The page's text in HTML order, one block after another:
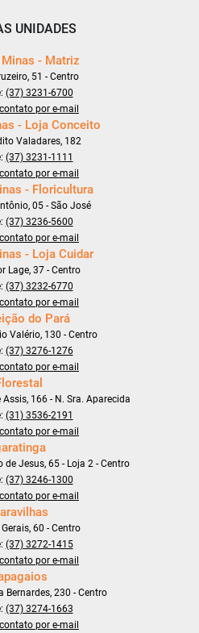
UNIDADES
Minas - Matriz
51 - Centro
(37) 3231-6700
por e-mail
- Loja Conceito
Valadares, 182
(37) 3231-1111
por e-mail
- Floricultura
05 - São José
(37) 3236-5600
por e-mail
- Loja Cuidar
Lage, 37 - Centro
(37) 3232-6770
por e-mail
do Pará
Valério, 130 - Centro
(37) 3276-1276
por e-mail
166 - N. Sra. Aparecida
(31) 3536-2191
por e-mail
de Jesus, 65 - Loja 2 - Centro
(37) 3246-1300
por e-mail
60 - Centro
(37) 3272-1415
por e-mail
Bernardes, 230 - Centro
(37) 3274-1663
por e-mail